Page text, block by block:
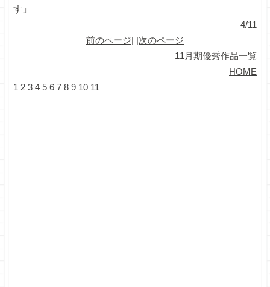
す」
4/11
前のページ| |次のページ
11月期優秀作品一覧
HOME
1 2 3 4 5 6 7 8 9 10 11